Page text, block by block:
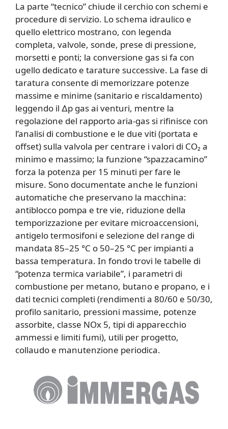
La parte “tecnico” chiude il cerchio con schemi e
procedure di servizio. Lo schema idraulico e
quello elettrico mostrano, con legenda
completa, valvole, sonde, prese di pressione,
morsetti e ponti; la conversione gas si fa con
ugello dedicato e tarature successive. La fase di
taratura consente di memorizzare potenze
massime e minime (sanitario e riscaldamento)
leggendo il ∆p gas ai venturi, mentre la
regolazione del rapporto aria-gas si rifinisce con
l’analisi di combustione e le due viti (portata e
offset) sulla valvola per centrare i valori di CO₂ a
minimo e massimo; la funzione “spazzacamino”
forza la potenza per 15 minuti per fare le
misure. Sono documentate anche le funzioni
automatiche che preservano la macchina:
antiblocco pompa e tre vie, riduzione della
temporizzazione per evitare microaccensioni,
antigelo termosifoni e selezione del range di
mandata 85–25 °C o 50–25 °C per impianti a
bassa temperatura. In fondo trovi le tabelle di
“potenza termica variabile”, i parametri di
combustione per metano, butano e propano, e i
dati tecnici completi (rendimenti a 80/60 e 50/30,
profilo sanitario, pressioni massime, potenze
assorbite, classe NOx 5, tipi di apparecchio
ammessi e limiti fumi), utili per progetto,
collaudo e manutenzione periodica.